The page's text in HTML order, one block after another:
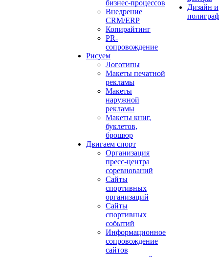
бизнес-процессов
Внедрение
CRM/ERP
Копирайтинг
PR-
сопровождение
Рисуем
Логотипы
Макеты печатной
рекламы
Макеты
наружной
рекламы
Макеты книг,
буклетов,
брошюр
Двигаем спорт
Организация
пресс-центра
соревнований
Сайты
спортивных
организаций
Сайты
спортивных
событий
Информационное
сопровождение
сайтов
Дизайн и